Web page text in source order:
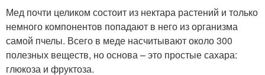
Мед почти целиком состоит из нектара растений и только
немного компонентов попадают в него из организма
самой пчелы. Всего в меде насчитывают около 300
полезных веществ, но основа – это простые сахара:
глюкоза и фруктоза.